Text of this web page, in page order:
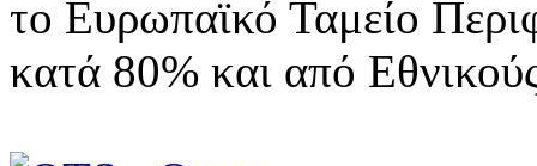
το Ευρωπαϊκό Ταμείο
κατά 80% και από